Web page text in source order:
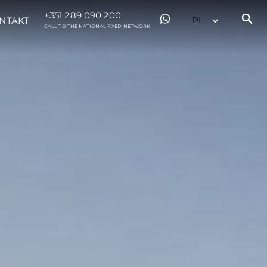
+351 289 090 200
CALL TO THE NATIONAL FIXED NETWORK